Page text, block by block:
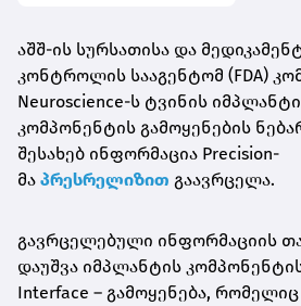
აშშ-ის სურსათისა და
კონტროლის სააგენტომ (FDA)
Neuroscience-ს ტვინის
კომპონენტის გამოყენების
შესახებ ინფორმაცია Precision-
მა პრესრელიზით გაავრცელა.
გავრცელებული ინფორმაციის
დაუშვა იმპლანტის კომპონენტის
Interface – გამოყენება,